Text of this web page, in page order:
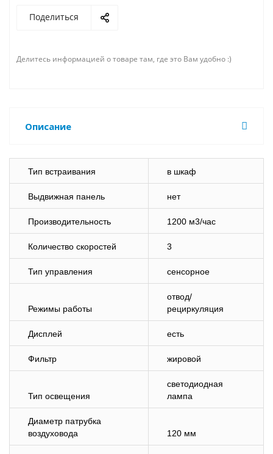
Поделиться
Делитесь информацией о товаре там, где это Вам удобно :)
Описание
Тип встраивания в шкаф
Выдвижная панель нет
Производительность 1200 м3/час
Количество скоростей 3
Тип управления сенсорное
Режимы работы
отвод/
рециркуляция
Дисплей есть
Фильтр жировой
Тип освещения
светодиодная
лампа
Диаметр патрубка
воздуховода
120 мм